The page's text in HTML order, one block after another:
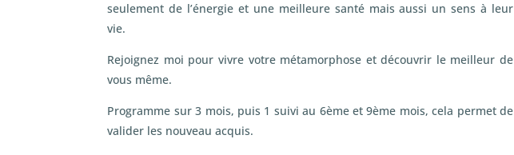
seulement de l’énergie et une meilleure santé mais aussi un sens à leur
vie.
Rejoignez moi pour vivre votre métamorphose et découvrir le meilleur de
vous même.
Programme sur 3 mois, puis 1 suivi au 6ème et 9ème mois, cela permet de
valider les nouveau acquis.